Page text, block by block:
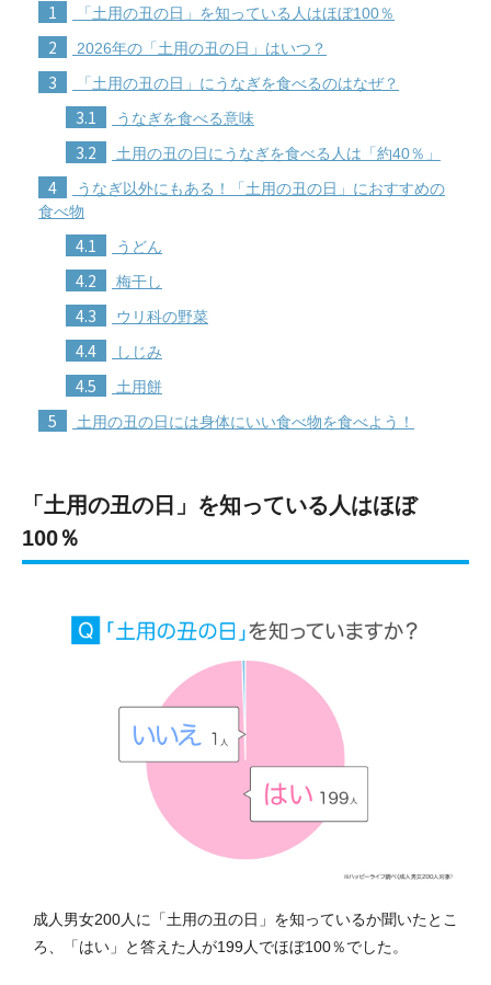
1 「土用の丑の日」を知っている人はほぼ100％
2 2026年の「土用の丑の日」はいつ？
3 「土用の丑の日」にうなぎを食べるのはなぜ？
3.1 うなぎを食べる意味
3.2 土用の丑の日にうなぎを食べる人は「約40％」
4
うなぎ以外にもある！「土用の丑の日」におすすめの
食べ物
4.1 うどん
4.2 梅干し
4.3 ウリ科の野菜
4.4 しじみ
4.5 土用餅
5 土用の丑の日には身体にいい食べ物を食べよう！
「土用の丑の日」を知っている人はほぼ
100％
成人男女200人に「土用の丑の日」を知っているか聞いたとこ
ろ、「はい」と答えた人が199人でほぼ100％でした。